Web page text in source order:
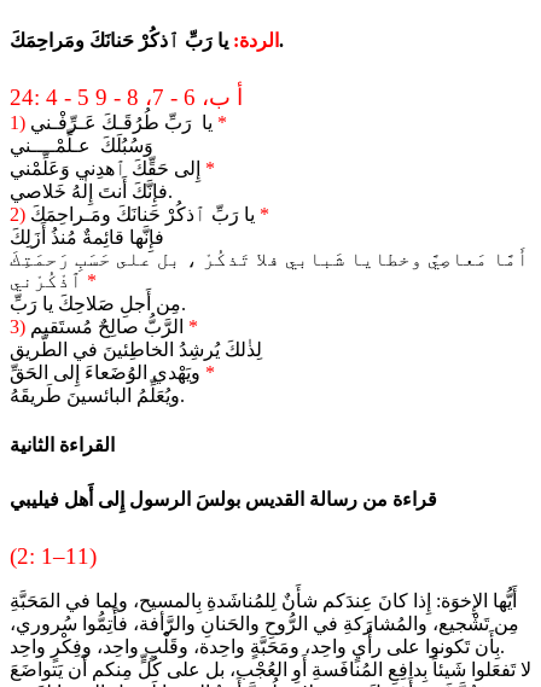
الردة: يا رَبِّ ٱذكُرْ حَنانَكَ ومَراحِمَكَ.
24: 4 - 5 أ ب، 6 - 7، 8 - 9
1)
*
وَسُبُلَكَ عـلِّمْــــني
*
فإِنَّكَ أَنتَ إِلٰهُ خَلاصي.
2)
*
فإِنَّها قائِمةٌ مُنذُ أَزَلِكَ
أَمَّا مَعاصِيَّ وخطايا شَبابي فلا تَذكُرْ ، بل على حَسَبِ رَحمَتِكَ
*
مِن أَجلِ صَلاحِكَ يا رَبِّ.
3) الرَّبُّ صالِحٌ مُستَقيم *
لِذٰلكَ يُرشِدُ الخاطِئينَ في الطَّريق
*
ويُعَلِّمُ البائسينَ طَريقَهُ.
القراءة الثانية
قراءة من رسالة القديس بولسَ الرسول إِلى أَهل فيليبي
(2: 1–11)
أَيُّها الإِخوَة: إِذا كانَ عِندَكم شأَنٌ لِلمُناشَدةِ بِالمسيح، ولِما في المَحَبَّةِ
مِن تَشْجيع، والمُشارَكةِ في الرُّوحِ والحَنانِ والرَّأفة، فأَتِمُّوا سُروري،
بِأَن تَكونوا على رأْيٍ واحِد، ومَحَبَّةٍ واحِدة، وقَلْبٍ واحِد، وفِكْرٍ واحِد.
لا تَفعَلوا شَيئاً بِدافِعِ المُنافَسةِ أَوِ العُجْب، بل على كُلٍّ مِنكم أَن يَتواضَعَ